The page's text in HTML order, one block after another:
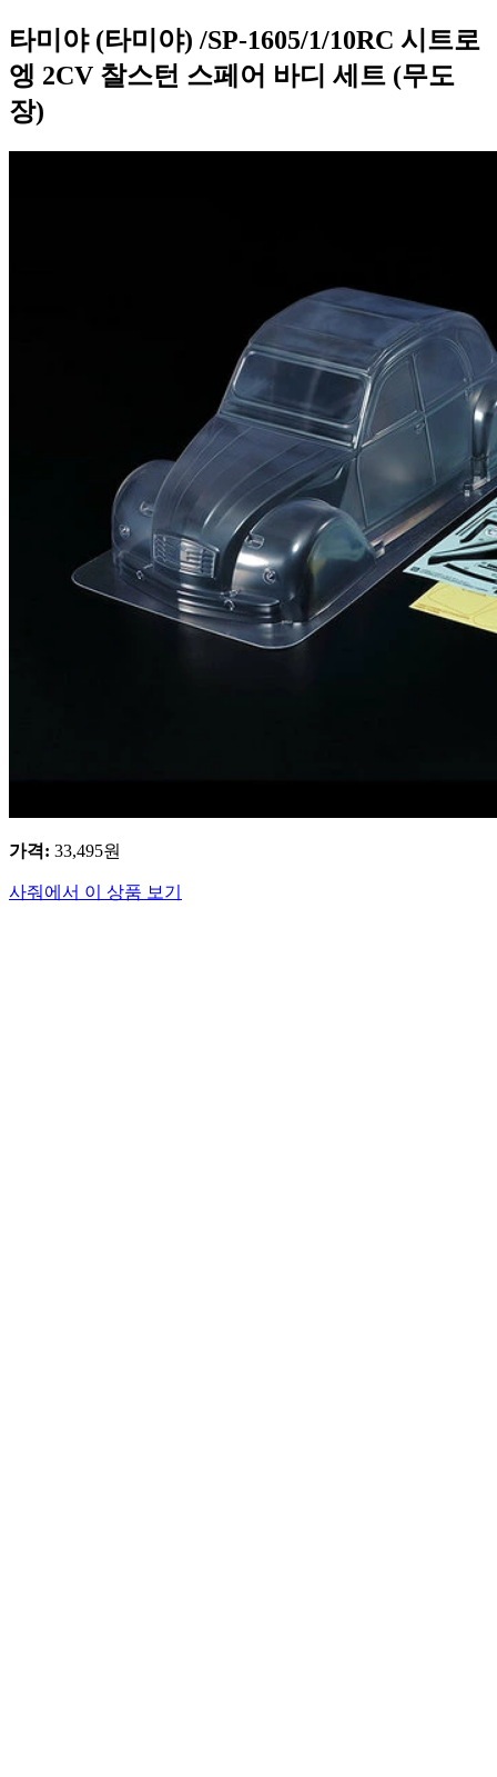
타미야 (타미야) /SP-1605/1/10RC 시트로
엥 2CV 찰스턴 스페어 바디 세트 (무도
장)
가격: 33,495원
사줘에서 이 상품 보기